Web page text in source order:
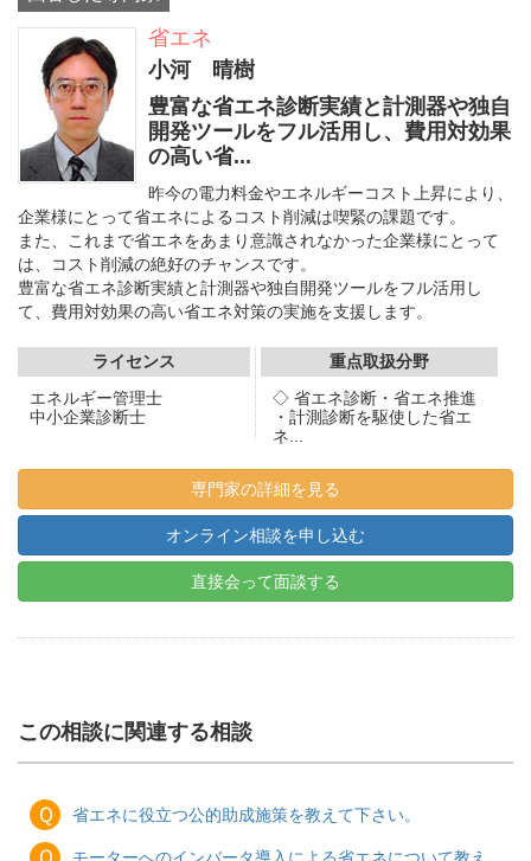
省エネ
小河 晴樹
豊富な省エネ診断実績と計測器や独自
開発ツールをフル活用し、費用対効果
の高い省...
昨今の電力料金やエネルギーコスト上昇により、
企業様にとって省エネによるコスト削減は喫緊の課題です。
また、これまで省エネをあまり意識されなかった企業様にとって
は、コスト削減の絶好のチャンスです。
豊富な省エネ診断実績と計測器や独自開発ツールをフル活用し
て、費用対効果の高い省エネ対策の実施を支援します。
ライセンス
エネルギー管理士
中小企業診断士
重点取扱分野
◇ 省エネ診断・省エネ推進
・計測診断を駆使した省エ
ネ...
専門家の詳細を見る
オンライン相談を申し込む
直接会って面談する
この相談に関連する相談
Ｑ 省エネに役立つ公的助成施策を教えて下さい。